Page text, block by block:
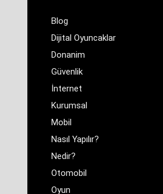
Blog
Dijital Oyuncaklar
Donanim
Güvenlik
İnternet
Kurumsal
Mobil
Nasıl Yapılır?
Nedir?
Otomobil
Oyun